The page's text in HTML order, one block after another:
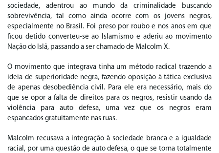
sociedade, adentrou ao mundo da criminalidade buscando
sobrevivência, tal como ainda ocorre com os jovens negros,
especialmente no Brasil. Foi preso por roubo e nos anos em que
ficou detido converteu-se ao Islamismo e aderiu ao movimento
Nação do Islã, passando a ser chamado de Malcolm X.
O movimento que integrava tinha um método radical trazendo a
ideia de superioridade negra, fazendo oposição à tática exclusiva
de apenas desobediência civil. Para ele era necessário, mais do
que se opor a falta de direitos para os negros, resistir usando da
violência para auto defesa, uma vez que os negros eram
espancados gratuitamente nas ruas.
Malcolm recusava a integração à sociedade branca e a igualdade
racial, por uma questão de auto defesa, o que se torna totalmente